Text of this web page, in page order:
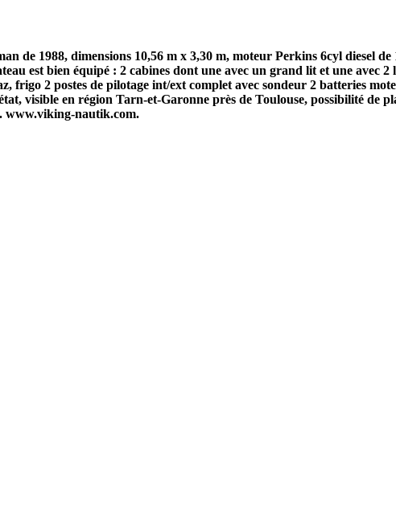
de 1988, dimensions 10,56 m x 3,30 m, moteur Perkins 6cyl diesel de
est bien équipé : 2 cabines dont une avec un grand lit et une avec 2
frigo 2 postes de pilotage int/ext complet avec sondeur 2 batteries
visible en région Tarn-et-Garonne près de Toulouse, possibilité de
www.viking-nautik.com.